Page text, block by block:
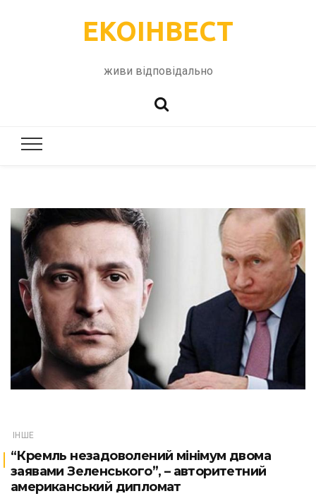
ЕКОІНВЕСТ
живи відповідально
ІНШЕ
“Кремль незадоволений мінімум двома
заявами Зеленського”, – авторитетний
американський дипломат